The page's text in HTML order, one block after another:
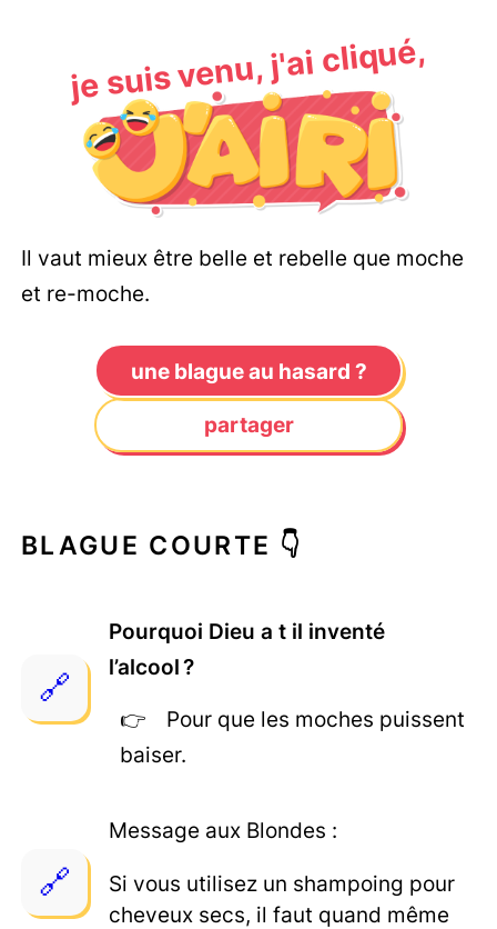
je suis venu, j'ai cliqué,
Il vaut mieux être belle et rebelle que moche
et re-moche.
une blague au hasard ?
partager
BLAGUE COURTE 👇
Pourquoi Dieu a t il inventé
l’alcool ?
Pour que les moches puissent
baiser.
Message aux Blondes :
Si vous utilisez un shampoing pour
cheveux secs, il faut quand même